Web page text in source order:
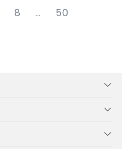
8 … 50